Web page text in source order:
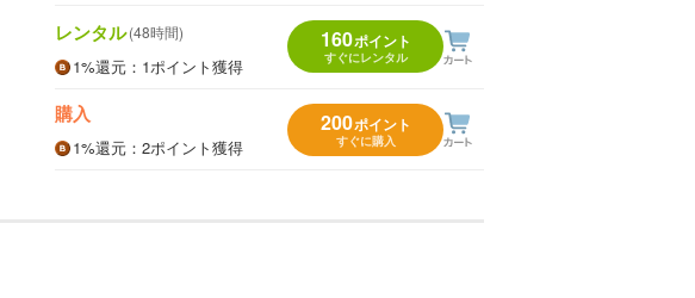
レンタル(48時間)
1%還元 ：1ポイント獲得
160ポイント
すぐにレンタル
購入
1%還元 ：2ポイント獲得
200ポイント
すぐに購入